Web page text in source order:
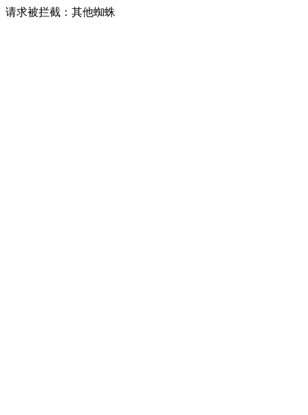
请求被拦截：其他蜘蛛